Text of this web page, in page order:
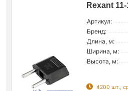
Rexant
Артикул:
Бренд:
Длина, м:
Ширина, м:
Высота, м:
4200 шт.,